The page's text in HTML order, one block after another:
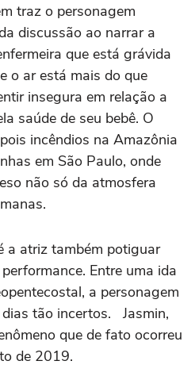
traz o personagem
discussão ao narrar a
que está grávida
o ar está mais do que
insegura em relação a
saúde de seu bebê. O
incêndios na Amazônia
em São Paulo, onde
não só da atmosfera
a atriz também potiguar
Entre uma ida
a personagem
tão incertos. Jasmin,
que de fato ocorreu
de 2019.